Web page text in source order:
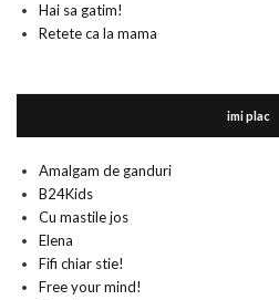
Hai sa gatim!
Retete ca la mama
imi plac
Amalgam de ganduri
B24Kids
Cu mastile jos
Elena
Fifi chiar stie!
Free your mind!